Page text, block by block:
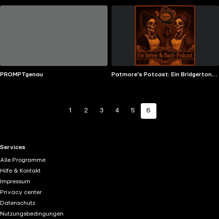
PROMPTgenau
Patmore's Potcast: Ein Bridgerton
1 2 3 4 5 6
RTL+ useful links.
Services
Alle Programme
Hilfe & Kontakt
Impressum
Privacy center
Datenschutz
Nutzungsbedingungen